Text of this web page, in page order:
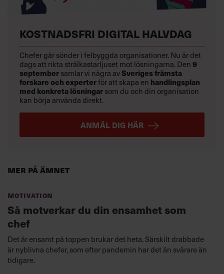
Mer på ämnet
Motivation
Så motverkar du din ensamhet som
chef
Det är ensamt på toppen brukar det heta. Särskilt drabbade
är nyblivna chefer, som efter pandemin har det än svårare än
tidigare.
KOSTNADSFRI DIGITAL HALVDAG
Chefer går sönder i felbyggda organisationer. Nu är det
dags att rikta strålkastarljuset mot lösningarna. Den 9
september samlar vi några av Sveriges främsta
forskare och experterför att skapa en handlingsplan
med konkreta lösningar som du och din organisation
kan börja använda direkt.
ANMÄL DIG HÄR